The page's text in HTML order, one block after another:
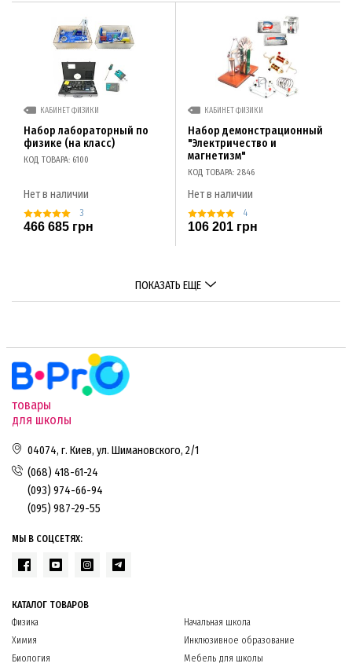
КАБИНЕТ ФИЗИКИ
Набор лабораторный по
физике (на класс)
КОД ТОВАРА: 6100
Нет в наличии
3
466 685 грн
КАБИНЕТ ФИЗИКИ
Набор демонстрационный
"Электричество и
магнетизм"
КОД ТОВАРА: 2846
Нет в наличии
4
106 201 грн
ПОКАЗАТЬ ЕЩЕ
товары
для школы
04074, г. Киев, ул. Шимановского, 2/1
(068) 418-61-24
(093) 974-66-94
(095) 987-29-55
МЫ В СОЦСЕТЯХ:
КАТАЛОГ ТОВАРОВ
Физика
Химия
Биология
Начальная школа
Инклюзивное образование
Мебель для школы